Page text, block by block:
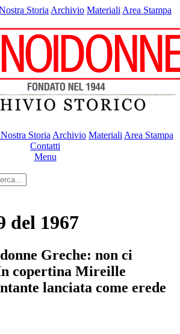
Storia Archivio Materiali Area Stampa
Storia Archivio Materiali Area Stampa
Contatti
Menu
del 1967
Greche: non ci
copertina Mireille
lanciata come erede